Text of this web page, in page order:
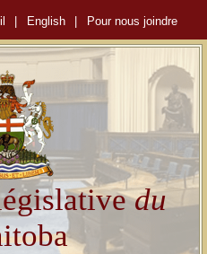
English Pour nous joindre
du